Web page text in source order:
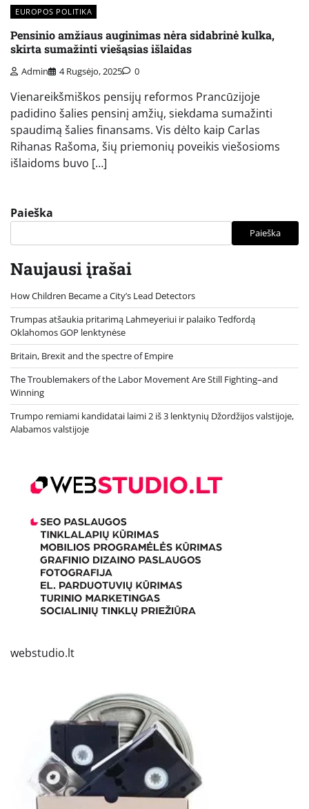
EUROPOS POLITIKA
Pensinio amžiaus auginimas nėra sidabrinė kulka,
skirta sumažinti viešąsias išlaidas
Admin 4 Rugsėjo, 2025 0
Vienareikšmiškos pensijų reformos Prancūzijoje
padidino šalies pensinį amžių, siekdama sumažinti
spaudimą šalies finansams. Vis dėlto kaip Carlas
Rihanas Rašoma, šių priemonių poveikis viešosioms
išlaidoms buvo […]
Paieška
Paieška
Naujausi įrašai
How Children Became a City’s Lead Detectors
Trumpas atšaukia pritarimą Lahmeyeriui ir palaiko Tedfordą
Oklahomos GOP lenktynėse
Britain, Brexit and the spectre of Empire
The Troublemakers of the Labor Movement Are Still Fighting–and
Winning
Trumpo remiami kandidatai laimi 2 iš 3 lenktynių Džordžijos valstijoje,
Alabamos valstijoje
webstudio.lt